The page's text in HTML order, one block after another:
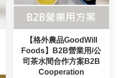
【格外農品GoodWill
Foods】B2B營業用/公
司茶水間合作方案B2B
Cooperation